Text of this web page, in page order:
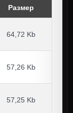
Размер
64,72 Kb
57,26 Kb
57,25 Kb